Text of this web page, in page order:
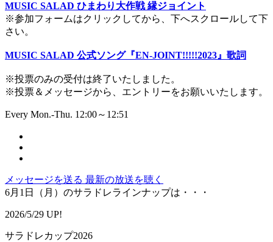
MUSIC SALAD ひまわり大作戦 縁ジョイント
※参加フォームはクリックしてから、下へスクロールして下
さい。
MUSIC SALAD 公式ソング『EN-JOINT!!!!!2023』歌詞
※投票のみの受付は終了いたしました。
※投票＆メッセージから、エントリーをお願いいたします。
Every Mon.-Thu. 12:00～12:51
メッセージを送る 最新の放送を聴く
6月1日（月）のサラドレラインナップは・・・
2026/5/29 UP!
サラドレカップ2026